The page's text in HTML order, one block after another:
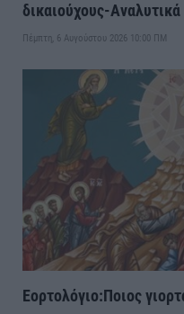
δικαιούχους-
Πέμπτη, 6 Αυγούστου 2026 10:00 ΠΜ
Εορτολόγιο:Ποιος